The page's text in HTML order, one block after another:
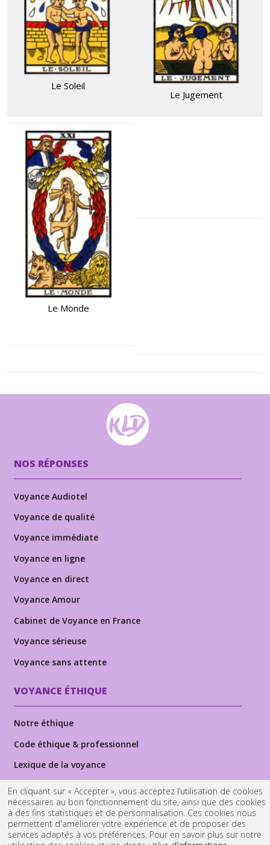
Le Soleil
Le Jugement
Le Monde
NOS RÉPONSES
Voyance Audiotel
Voyance de qualité
Voyance immédiate
Voyance en ligne
Voyance en direct
Voyance Amour
Cabinet de Voyance en France
Voyance sérieuse
Voyance sans attente
VOYANCE ÉTHIQUE
Notre éthique
Code éthique & professionnel
Lexique de la voyance
Dans les médias
Cabinet-kld-voyance.fr est noté 4.5 / 5 sur 988avis
clients
En cliquant sur « Accepter », vous acceptez l’utilisation de cookies
nécessaires au bon fonctionnement du site, ainsi que des cookies
à des fins statistiques et de personnalisation. Ces cookies nous
permettent d'améliorer votre expérience et de proposer des
services adaptés à vos préférences. Pour en savoir plus sur notre